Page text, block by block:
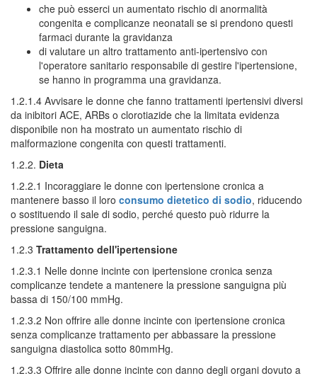
che può esserci un aumentato rischio di anormalità
congenita e complicanze neonatali se si prendono questi
farmaci durante la gravidanza
di valutare un altro trattamento anti-ipertensivo con
l'operatore sanitario responsabile di gestire l'ipertensione,
se hanno in programma una gravidanza.
1.2.1.4 Avvisare le donne che fanno trattamenti ipertensivi diversi
da inibitori ACE, ARBs o clorotiazide che la limitata evidenza
disponibile non ha mostrato un aumentato rischio di
malformazione congenita con questi trattamenti.
1.2.2. Dieta
1.2.2.1 Incoraggiare le donne con ipertensione cronica a
mantenere basso il loro consumo dietetico di sodio, riducendo
o sostituendo il sale di sodio, perché questo può ridurre la
pressione sanguigna.
1.2.3 Trattamento dell'ipertensione
1.2.3.1 Nelle donne incinte con ipertensione cronica senza
complicanze tendete a mantenere la pressione sanguigna più
bassa di 150/100 mmHg.
1.2.3.2 Non offrire alle donne incinte con ipertensione cronica
senza complicanze trattamento per abbassare la pressione
sanguigna diastolica sotto 80mmHg.
1.2.3.3 Offrire alle donne incinte con danno degli organi dovuto a